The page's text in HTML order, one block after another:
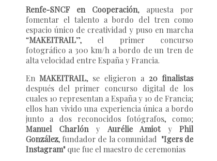
Renfe-SNCF en Cooperación, apuesta por
fomentar el talento a bordo del tren como
espacio único de creatividad y puso en marcha
“MAKEITRAIL”, el primer concurso
fotográfico a 300 km/h a bordo de un tren de
alta velocidad entre España y Francia.
EnMAKEITRAIL, se eligieron a 20 finalistas
después del primer concurso digital de los
cuales 10 representan a España y 10 de Francia;
ellos han vivido una experiencia única a bordo
junto a dos reconocidos fotógrafos, como;
Manuel Charlóny Aurélie AmiotyPhil
González, fundador de la comunidad "Igers de
Instagram" que fue el maestro de ceremonias